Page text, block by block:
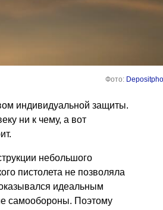
Фото:
индивидуальной защиты.
ни к чему, а вот
небольшого
пистолета не позволяла
идеальным
самообороны. Поэтому